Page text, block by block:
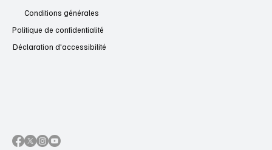
Conditions générales
Politique de confidentialité
Déclaration d'accessibilité